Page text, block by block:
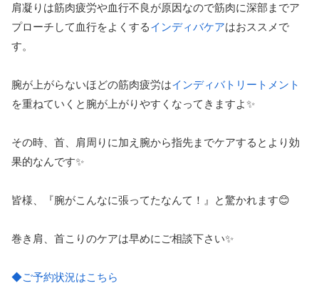
肩凝りは筋肉疲労や血行不良が原因なので筋肉に深部までア
プローチして血行をよくするインディバケアはおススメで
す。
腕が上がらないほどの筋肉疲労はインディバトリートメント
を重ねていくと腕が上がりやすくなってきますよ✨
その時、首、肩周りに加え腕から指先までケアするとより効
果的なんです✨
皆様、『腕がこんなに張ってたなんて！』と驚かれます😊
巻き肩、首こりのケアは早めにご相談下さい✨
◆ご予約状況はこちら